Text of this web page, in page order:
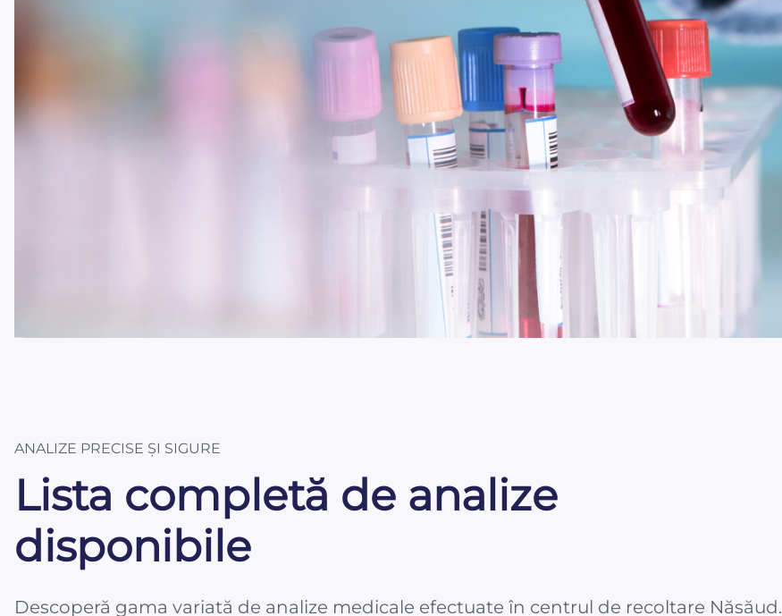
ANALIZE PRECISE ȘI SIGURE
Lista completă de analize
disponibile
Descoperă gama variată de analize medicale efectuate în centrul de recoltare Năsăud.